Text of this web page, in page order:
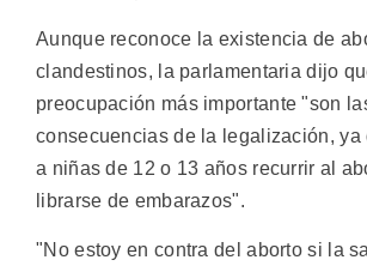
Aunque reconoce la existencia de
clandestinos, la parlamentaria dijo
preocupación más importante "son
consecuencias de la legalización, ya
a niñas de 12 o 13 años recurrir al
librarse de embarazos".
"No estoy en contra del aborto si la